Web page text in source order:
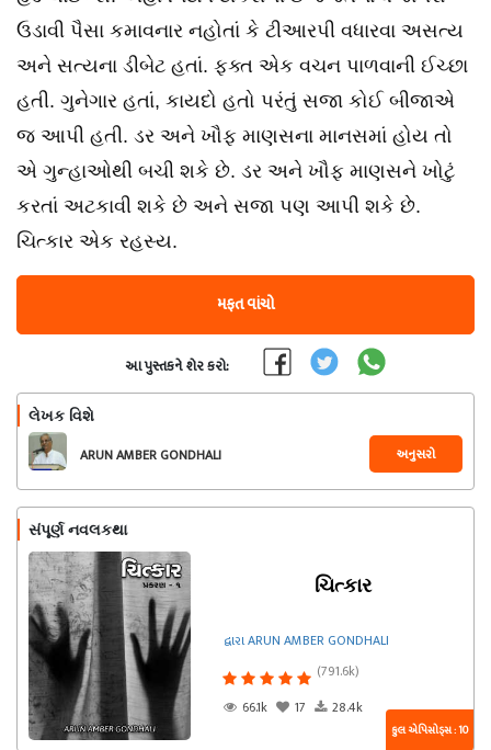
ઉડાવી પૈસા કમાવનાર નહોતાં કે ટીઆરપી વધારવા અસત્ય
અને સત્યના ડીબેટ હતાં. ફક્ત એક વચન પાળવાની ઈચ્છા
હતી. ગુનેગાર હતાં, કાયદો હતો પરંતું સજા કોઈ બીજાએ
જ આપી હતી. ડર અને ખૌફ માણસના માનસમાં હોય તો
એ ગુન્હાઓથી બચી શકે છે. ડર અને ખૌફ માણસને ખોટું
કરતાં અટકાવી શકે છે અને સજા પણ આપી શકે છે.
ચિત્કાર એક રહસ્ય.
મફત વાંચો
આ પુસ્તકને શેર કરો:
લેખક વિશે
ARUN AMBER GONDHALI અનુસરો
સંપૂર્ણ નવલકથા
ચિત્કાર
દ્વારા ARUN AMBER GONDHALI
(791.6k)
66.1k
17 28.4k
કુલ એપિસોડ્સ : 10